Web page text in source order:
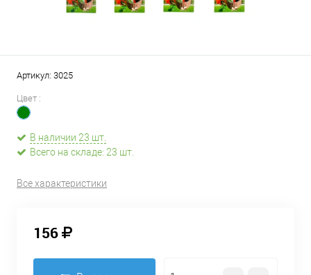
Артикул: 3025
Цвет :
В наличии 23 шт.
Всего на складе: 23 шт.
Все характеристики
156